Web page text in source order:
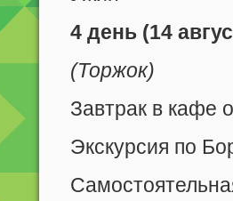
4 день (14
(Торжок)
Завтрак в кафе
Экскурсия по